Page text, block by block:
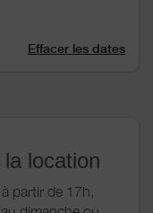
Effacer les dates
location
partir de 17h,